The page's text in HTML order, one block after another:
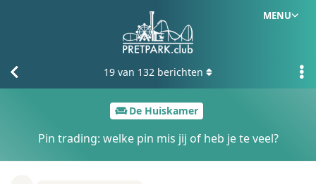
MENU
De Huiskamer
Pin trading: welke pin mis jij of heb je te veel?
19 van 132 berichten